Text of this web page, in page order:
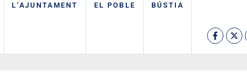
L’AJUNTAMENT EL POBLE BÚSTIA